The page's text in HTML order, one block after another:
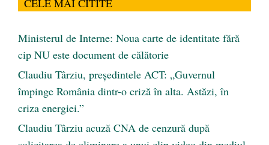
CELE MAI CITITE
Ministerul de Interne: Noua carte de identitate fără
cip NU este document de călătorie
Claudiu Târziu, președintele ACT: „Guvernul
împinge România dintr-o criză în alta. Astăzi, în
criza energiei.”
Claudiu Târziu acuză CNA de cenzură după